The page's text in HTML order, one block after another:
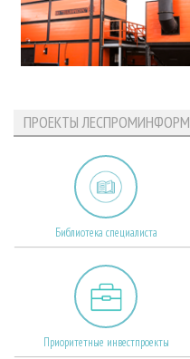
ПРОЕКТЫ ЛЕСПРОМИНФОРМ
Библиотека специалиста
Приоритетные инвестпроекты